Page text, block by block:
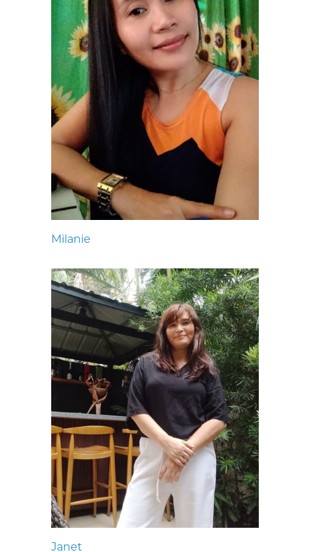
Milanie
Janet